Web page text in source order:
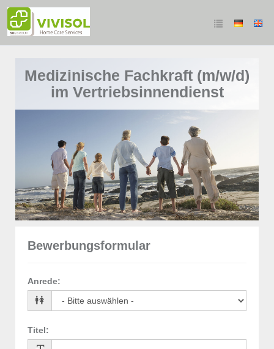
Medizinische Fachkraft (m/w/d)
im Vertriebsinnendienst
Bewerbungsformular
Anrede:
Titel: